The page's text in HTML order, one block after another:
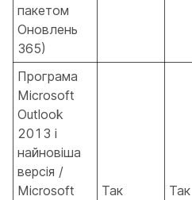
пакетом
Оновлень
365)
Програма
Microsoft
Outlook
2013 і
найновіша
версія /
Microsoft
Так Так